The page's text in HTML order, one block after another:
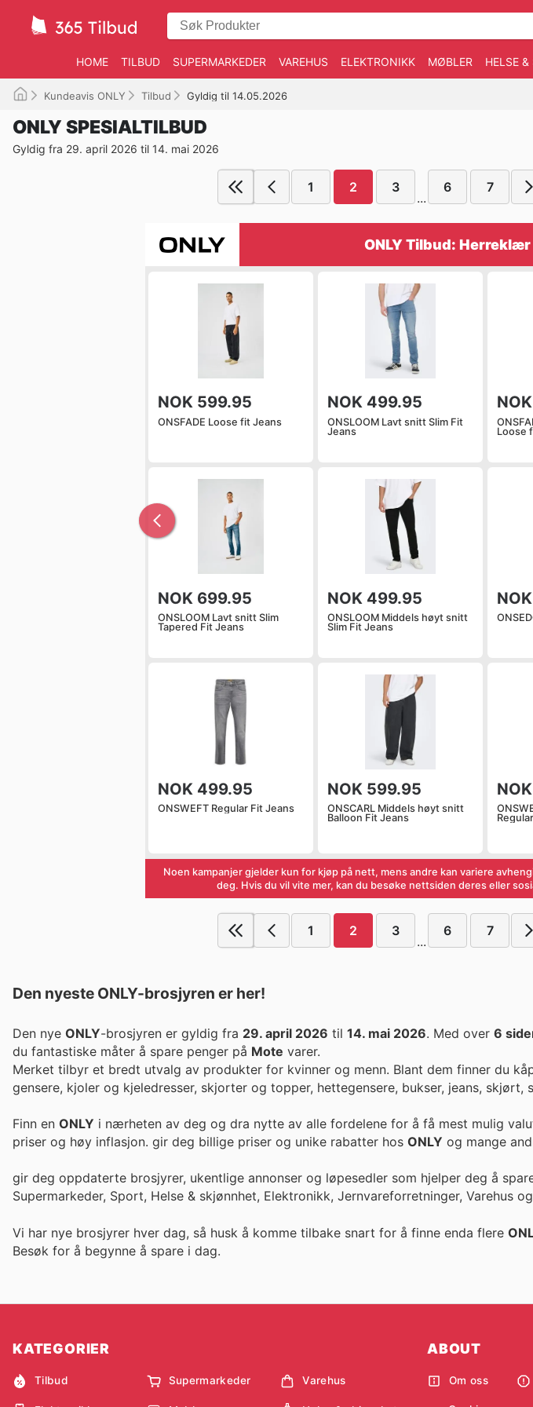
HOME TILBUD SUPERMARKEDER VAREHUS ELEKTRONIKK MØBLER HELSE
Kundeavis ONLY Tilbud Gyldig til 14.05.2026
ONLY SPESIALTILBUD
Gyldig fra 29. april 2026 til 14. mai 2026
1 2 3
...
6 7
ONLY Tilbud: Herreklær
NOK 599.95
ONSFADE Loose fit Jeans
NOK 499.95
ONSLOOM Lavt snitt Slim Fit
Jeans
Loose
NOK 699.95
ONSLOOM Lavt snitt Slim
Tapered Fit Jeans
NOK 499.95
ONSLOOM Middels høyt snitt
Slim Fit Jeans
NOK 499.95
ONSWEFT Regular Fit Jeans
NOK 599.95
ONSCARL Middels høyt snitt
Balloon Fit Jeans
Noen kampanjer gjelder kun for kjøp på nett, mens andre kan variere
deg. Hvis du vil vite mer, kan du besøke nettsiden deres eller
1 2 3
...
6 7
Den nyeste ONLY-brosjyren er her!
Den nye ONLY-brosjyren er gyldig fra 29. april 2026 til 14. mai 2026. Med over 6
du fantastiske måter å spare penger på Mote varer.
Merket tilbyr et bredt utvalg av produkter for kvinner og menn. Blant dem finner du
gensere, kjoler og kjeledresser, skjorter og topper, hettegensere, bukser, jeans,
Finn en ONLY i nærheten av deg og dra nytte av alle fordelene for å få mest mulig
priser og høy inflasjon. gir deg billige priser og unike rabatter hos ONLY og mange
gir deg oppdaterte brosjyrer, ukentlige annonser og løpesedler som hjelper deg å
Supermarkeder, Sport, Helse & skjønnhet, Elektronikk, Jernvareforretninger, Varehus
Vi har nye brosjyrer hver dag, så husk å komme tilbake snart for å finne enda flere
Besøk for å begynne å spare i dag.
KATEGORIER
Tilbud Supermarkeder Varehus
ABOUT
Om oss